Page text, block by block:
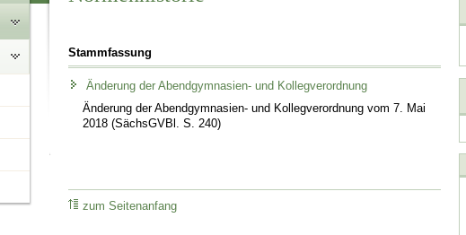
Stammfassung
Änderung der Abendgymnasien- und Kollegverordnung
Änderung der Abendgymnasien- und Kollegverordnung vom 7. Mai
2018 (SächsGVBl. S. 240)
zum Seitenanfang